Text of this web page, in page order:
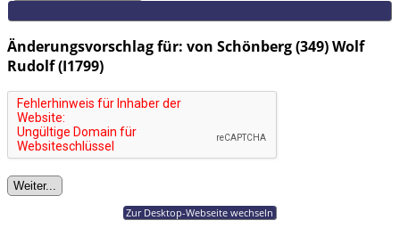
Änderungsvorschlag für: von Schönberg (349) Wolf
Rudolf (I1799)
Zur Desktop-Webseite wechseln